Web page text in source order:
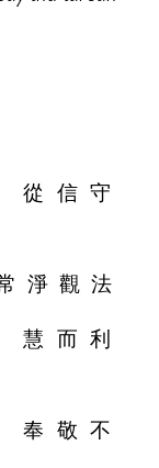
信 守
淨 觀 法
而 利
敬 不